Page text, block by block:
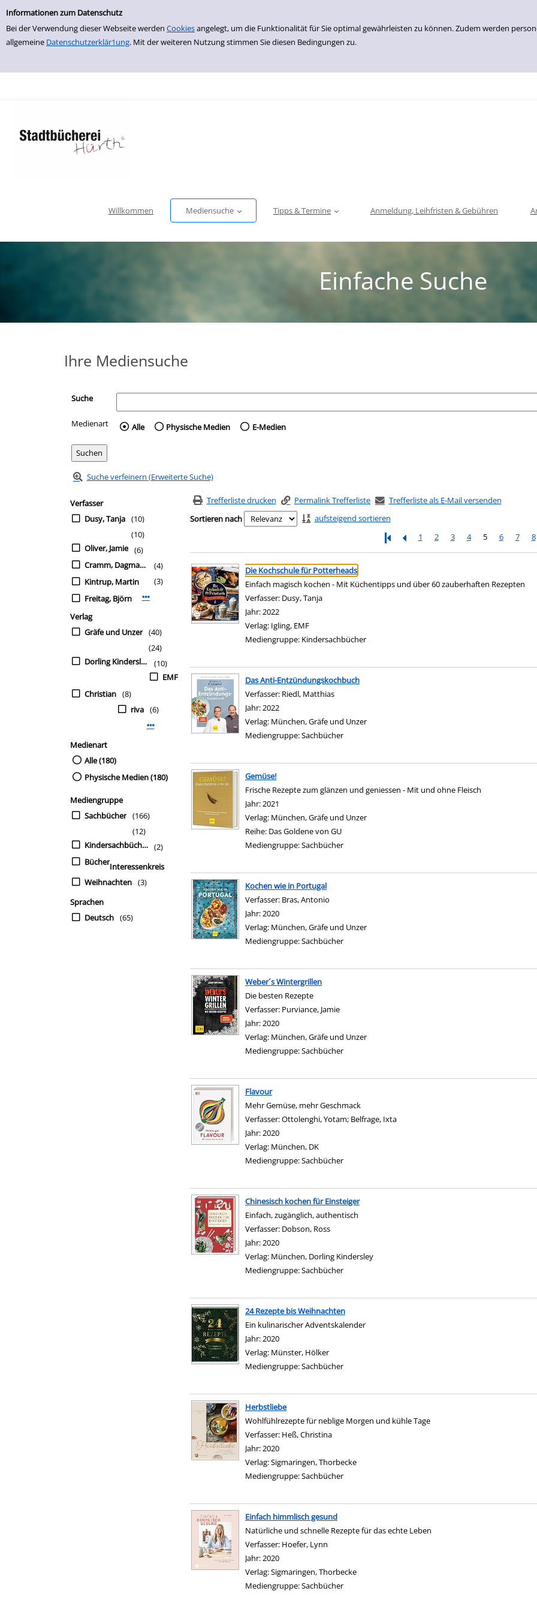
Einfache Suche
Informationen zum Datenschutz
Bei der Verwendung dieser Webseite werden Cookiesangelegt, um die Funktionalität für Sie optimal gewährleisten zu können. Zudem werden
allgemeine Datenschutzerklär1ung. Mit der weiteren Nutzung stimmen Sie diesen Bedingungen zu.
zur Navigation springen
zum Inhalt springen
Zu den Suchfiltern springen
Zur Trefferliste springen
Willkommen Mediensuche Tipps & Termine Anmeldung, Leihfristen & Gebühren
Einfache Suche
Ihre Mediensuche
Suche
Medienart Wählen Sie die Medienart nach der Sie suchen wollen.
Alle Physische Medien E-Medien
Suche verfeinern (Erweiterte Suche)
Suchfilter
Zur Trefferliste springen
Verfasser
Dusy, Tanja (10)
Oliver, Jamie
(10)
Cramm, Dagmar von
(6)
Kintrup, Martin
(4)
Freitag, Björn
(3)
Mehr Verfasser-Filter anzeigen
Verlag
Gräfe und Unzer (40)
Dorling Kindersley
(24)
EMF
(10)
Christian (8)
riva (6)
Mehr Verlag-Filter anzeigen
Medienart
Alle (180)
Physische Medien (180)
Mediengruppe
Sachbücher (166)
Kindersachbücher
(12)
Bücher
(2)
Interessenkreis
Weihnachten (3)
Sprachen
Deutsch (65)
Trefferliste drucken Permalink Trefferliste
Trefferliste als E-Mail versenden
Sortieren nach
aufsteigend sortieren
1
2 3 4 5 6 7 8
Suchergebnis
Zu den Suchfiltern springen
Die Kochschule für Potterheads
Einfach magisch kochen - Mit Küchentipps und über 60 zauberhaften Rezepten
Verfasser: Dusy, Tanja
Jahr:2022
Verlag: Igling, EMF
Mediengruppe: Kindersachbücher
Das Anti-Entzündungskochbuch
Verfasser: Riedl, Matthias
Jahr:2022
Verlag: München, Gräfe und Unzer
Mediengruppe:Sachbücher
Gemüse!
Frische Rezepte zum glänzen und geniessen - Mit und ohne Fleisch
Suche nach diesem Verfasser
Jahr:2021
Verlag: München, Gräfe und Unzer
Reihe: Das Goldene von GU
Mediengruppe:Sachbücher
Kochen wie in Portugal
Verfasser: Bras, Antonio
Jahr:2020
Verlag: München, Gräfe und Unzer
Mediengruppe:Sachbücher
Weber´s Wintergrillen
Die besten Rezepte
Verfasser: Purviance, Jamie
Jahr:2020
Verlag: München, Gräfe und Unzer
Mediengruppe:Sachbücher
Flavour
Mehr Gemüse, mehr Geschmack
Verfasser:Ottolenghi, Yotam; Belfrage, Ixta
Jahr:2020
Verlag: München, DK
Mediengruppe:Sachbücher
Chinesisch kochen für Einsteiger
Einfach, zugänglich, authentisch
Verfasser: Dobson, Ross
Jahr:2020
Verlag: München, Dorling Kindersley
Mediengruppe:Sachbücher
24 Rezepte bis Weihnachten
Ein kulinarischer Adventskalender
Suche nach diesem Verfasser
Jahr:2020
Verlag: Münster, Hölker
Mediengruppe:Sachbücher
Herbstliebe
Wohlfühlrezepte für neblige Morgen und kühle Tage
Verfasser: Heß, Christina
Jahr:2020
Verlag:Sigmaringen, Thorbecke
Mediengruppe:Sachbücher
Einfach himmlisch gesund
Natürliche und schnelle Rezepte für das echte Leben
Verfasser: Hoefer, Lynn
Jahr:2020
Verlag:Sigmaringen, Thorbecke
Mediengruppe:Sachbücher